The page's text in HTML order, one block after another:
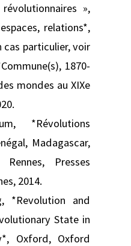
»,
relations*,
cas particulier, voir
1870-
mondes au XIXe
*Révolutions
Madagascar,
Rennes, Presses
2014.
*Revolution and
State in
Oxford, Oxford